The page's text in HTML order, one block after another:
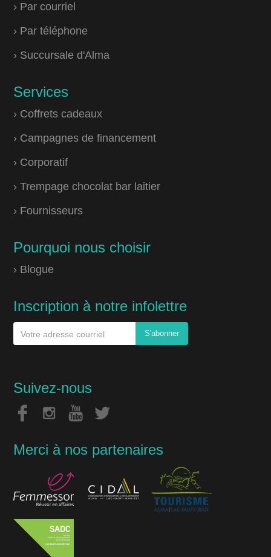
› Par courriel
› Par téléphone
› Succursale d'Alma
Services
› Coffrets cadeaux
› Campagnes de financement
› Corporatif
› Trempage chocolat bar laitier
› Fournisseurs
Pourquoi nous choisir
› Blogue
Inscription à notre infolettre
Suivez-nous
Merci à nos partenaires